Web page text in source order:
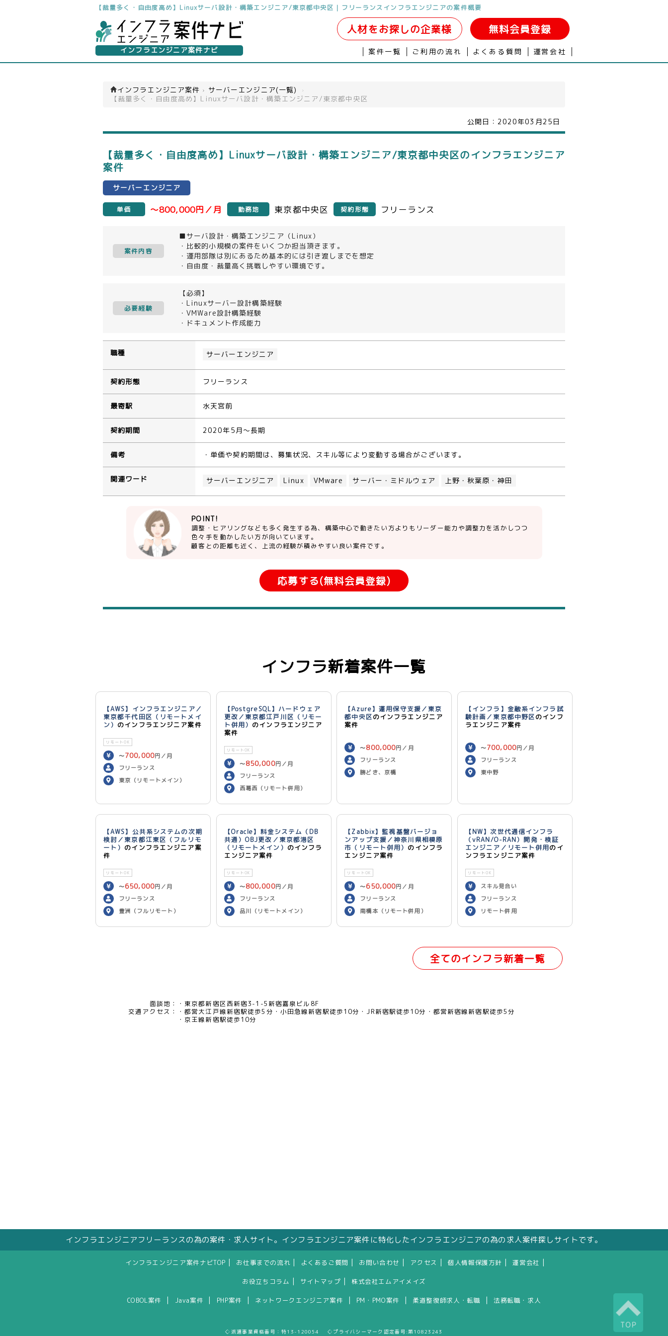
【裁量多く・自由度高め】Linuxサーバ設計・構築エンジニア/東京都中央区｜フリーランスインフラエンジニアの案件概要
インフラエンジニア案件ナビ
人材をお探しの企業様 無料会員登録
案件一覧 ご利用の流れ よくある質問 運営会社
インフラエンジニア案件 › サーバーエンジニア(一覧)
›
【裁量多く・自由度高め】Linuxサーバ設計・構築エンジニア/東京都中央区
公開日： 2020年03月25日
【裁量多く・自由度高め】Linuxサーバ設計・構築エンジニア/東京都中央区のインフラエンジニア
案件
サーバーエンジニア
単価 ～800,000円／月 勤務地 東京都中央区 契約形態 フリーランス
案件内容
■サーバ設計・構築エンジニア（Linux）
・比較的小規模の案件をいくつか担当頂きます。
・運用部隊は別にあるため基本的には引き渡しまでを想定
・自由度・裁量高く挑戦しやすい環境です。
必要経験
【必須】
・Linuxサーバー設計構築経験
・VMWare設計構築経験
・ドキュメント作成能力
職種 サーバーエンジニア
契約形態 フリーランス
最寄駅 水天宮前
契約期間 2020年5月～長期
備考 ・単価や契約期間は、募集状況、スキル等により変動する場合がございます。
関連ワード サーバーエンジニア Linux VMware サーバー・ミドルウェア 上野・秋葉原・神田
POINT!
調整・ヒアリングなども多く発生する為、構築中心で動きたい方よりもリーダー能力や調整力を活かしつつ
色々手を動かしたい方が向いています。
顧客との距離も近く、上流の経験が積みやすい良い案件です。
応募する(無料会員登録)
インフラ新着案件一覧
【AWS】インフラエンジニア／
東京都千代田区（リモートメイ
ン） のインフラエンジニア案件
リモートOK
〜700,000円／月
フリーランス
東京（リモートメイン）
【PostgreSQL】ハードウェア
更改／東京都江戸川区（リモー
ト併用） のインフラエンジニア
案件
リモートOK
〜850,000円／月
フリーランス
西葛西（リモート併用）
【Azure】運用保守支援／東京
都中央区のインフラエンジニア
案件
〜800,000円／月
フリーランス
勝どき、京橋
【インフラ】金融系インフラ試
験計画／東京都中野区のインフ
ラエンジニア案件
〜700,000円／月
フリーランス
東中野
【AWS】公共系システムの次期
検討／東京都江東区（フルリモ
ート） のインフラエンジニア案
件
リモートOK
〜650,000円／月
フリーランス
豊洲（フルリモート）
【Oracle】料金システム（DB
共通）OBJ更改／東京都港区
（リモートメイン） のインフラ
エンジニア案件
リモートOK
〜800,000円／月
フリーランス
品川（リモートメイン）
【Zabbix】監視基盤バージョ
ンアップ支援／神奈川県相模原
市（リモート併用） のインフラ
エンジニア案件
リモートOK
〜650,000円／月
フリーランス
南橋本（リモート併用）
【NW】次世代通信インフラ
（vRAN/O-RAN）開発・検証
エンジニア／リモート併用のイ
ンフラエンジニア案件
リモートOK
スキル見合い
フリーランス
リモート併用
全てのインフラ新着一覧
面談地：
東京都新宿区西新宿3-1-5新宿嘉泉ビル8F
交通アクセス：
都営大江戸線新宿駅徒歩5分 小田急線新宿駅徒歩10分 JR新宿駅徒歩10分
都営新宿線新宿駅徒歩5分
京王線新宿駅徒歩10分
インフラエンジニアフリーランスの為の案件・求人サイト。インフラエンジニア案件に特化したインフラエンジニアの為の求人案件探しサイトです。
TOP
インフラエンジニア案件ナビTOP お仕事までの流れ よくあるご質問 お問い合わせ アクセス 個人情報保護方針 運営会社
お役立ちコラム サイトマップ 株式会社エムアイメイズ
COBOL案件 Java案件 PHP案件 ネットワークエンジニア案件 PM・PMO案件 柔道整復師求人・転職 法務転職・求人
◇派遣事業資格番号：特13-120054 ◇プライバシーマーク認定番号:第10823243